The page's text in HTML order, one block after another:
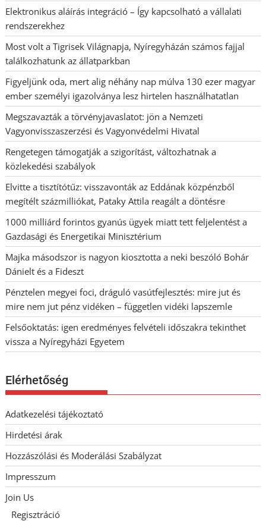
Elektronikus aláírás integráció – Így kapcsolható a vállalati
rendszerekhez
Most volt a Tigrisek Világnapja, Nyíregyházán számos fajjal
találkozhatunk az állatparkban
Figyeljünk oda, mert alig néhány nap múlva 130 ezer magyar
ember személyi igazolványa lesz hirtelen használhatatlan
Megszavazták a törvényjavaslatot: jön a Nemzeti
Vagyonvisszaszerzési és Vagyonvédelmi Hivatal
Rengetegen támogatják a szigorítást, változhatnak a
közlekedési szabályok
Elvitte a tisztítótűz: visszavonták az Eddának közpénzből
megítélt százmilliókat, Pataky Attila reagált a döntésre
1000 milliárd forintos gyanús ügyek miatt tett feljelentést a
Gazdasági és Energetikai Minisztérium
Majka másodszor is nagyon kiosztotta a neki beszóló Bohár
Dánielt és a Fideszt
Pénztelen megyei foci, dráguló vasútfejlesztés: mire jut és
mire nem jut pénz vidéken – független vidéki lapszemle
Felsőoktatás: igen eredményes felvételi időszakra tekinthet
vissza a Nyíregyházi Egyetem
Elérhetőség
Adatkezelési tájékoztató
Hirdetési árak
Hozzászólási és Moderálási Szabályzat
Impresszum
Join Us
Regisztráció